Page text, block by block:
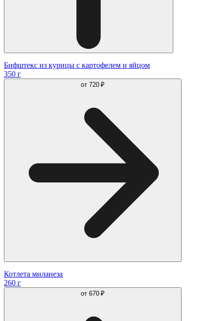
Бифштекс из курицы с картофелем и яйцом
350 г
от 720 ₽
Котлета миланеза
260 г
от 670 ₽